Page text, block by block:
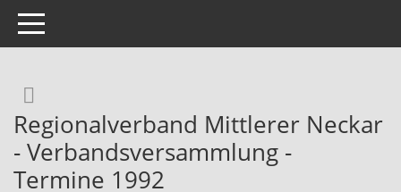
Toggle navigation
Regionalverband Mittlerer Neckar
- Verbandsversammlung -
Termine 1992